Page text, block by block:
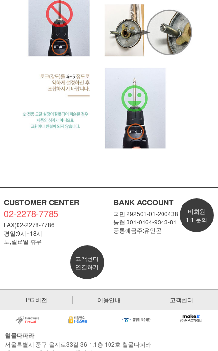
CUSTOMER CENTER
02-2278-7785
FAX)02-2278-7786
평일:9시~18시
토,일요일 휴무
고객센터
연결하기
BANK ACCOUNT
국민 292501-01-200438
농협 301-0164-9343-81
공통예금주:유인곤
비회원
1:1 문의
PC 버전 이용안내 고객센터
철물다파라
서울특별시 중구 을지로33길 36-1,1층 102호 철물다파라